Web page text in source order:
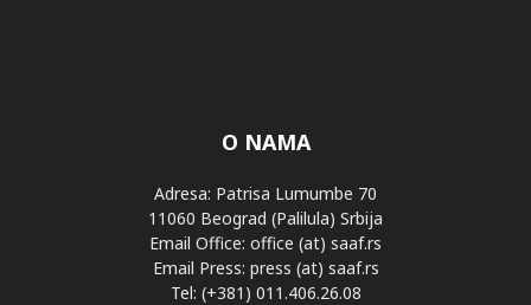
O NAMA
Adresa: Patrisa Lumumbe 70
11060 Beograd (Palilula) Srbija
Email Office: office (at) saaf.rs
Email Press: press (at) saaf.rs
Tel: (+381) 011.406.26.08